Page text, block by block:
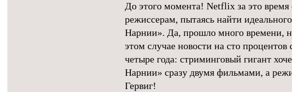
До этого момента! Netflix за это
режиссерам, пытаясь найти
Нарнии». Да, прошло много времени,
этом случае новости на сто
четыре года: стриминговый гигант
Нарнии» сразу двумя фильмами, а
Гервиг!